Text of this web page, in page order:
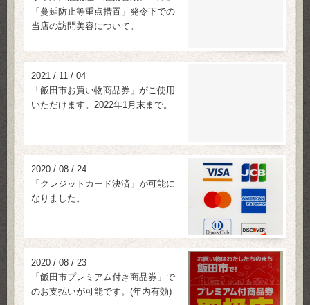
「蔓延防止等重点措置」発令下での
当店の訪問美容について。
2021 / 11 / 04
「飯田市お買い物商品券」がご使用
いただけます。2022年1月末まで。
2020 / 08 / 24
「クレジットカード決済」が可能に
なりました。
2020 / 08 / 23
「飯田市プレミアム付き商品券」で
のお支払いが可能です。(年内有効)